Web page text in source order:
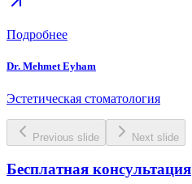
Подробнее
Dr. Mehmet Eyham
Эстетическая стоматология
Previous slide Next slide
Бесплатная консультация